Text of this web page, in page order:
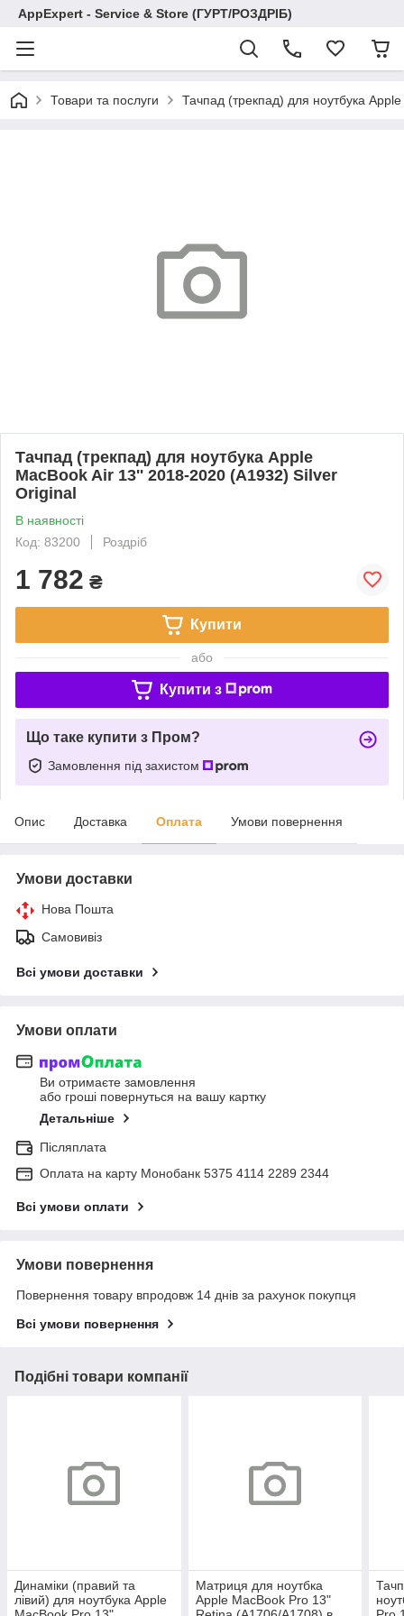
AppExpert - Service & Store (ГУРТ/РОЗДРІБ)
Товари та послуги Тачпад (трекпад) для ноутбука
Тачпад (трекпад) для ноутбука Apple
MacBook Air 13'' 2018-2020 (A1932) Silver
Original
В наявності
Код: 83200
Роздріб
1 782 ₴
Купити
або
Купити з
Що таке купити з Пром?
Замовлення під захистом
Опис Доставка Оплата Умови повернення
Умови доставки
Нова Пошта
Самовивіз
Всі умови доставки
Умови оплати
Ви отримаєте замовлення
або гроші повернуться на вашу картку
Детальніше
Післяплата
Оплата на карту Монобанк 5375 4114 2289 2344
Всі умови оплати
Умови повернення
Повернення товару впродовж 14 днів за рахунок покупця
Всі умови повернення
Подібні товари компанії
Динаміки (правий та
лівий) для ноутбука Apple
Матриця для ноутбка
Apple MacBook Pro 13"